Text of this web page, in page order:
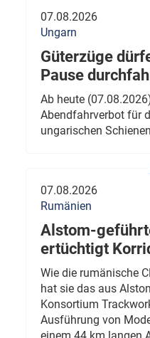
07.08.2026
Ungarn
Güterzüge
Pause
Ab heute
Abendfahrverbot für
ungarischen
07.08.2026
Rumänien
Alstom-
ertüchtigt
Wie die rumänische
hat sie das aus
Konsortium
Ausführung von